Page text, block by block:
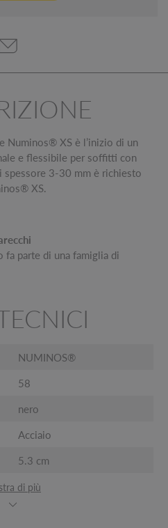
Numinos® XS è l’inizio di un
e flessibile per soffitti con
spessore 3-30 mm è richiesto
XS.
fa parte di una famiglia di
NUMINOS®
58
nero
Acciaio
5.3 cm
di più